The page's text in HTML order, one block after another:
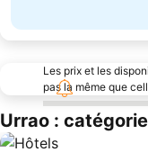
Les prix et les
pas la même que
Urrao :